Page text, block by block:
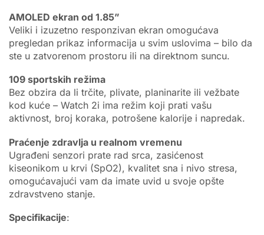
AMOLED ekran od 1.85”
Veliki i izuzetno responzivan ekran omogućava
pregledan prikaz informacija u svim uslovima – bilo da
ste u zatvorenom prostoru ili na direktnom suncu.
109 sportskih režima
Bez obzira da li trčite, plivate, planinarite ili vežbate
kod kuće – Watch 2i ima režim koji prati vašu
aktivnost, broj koraka, potrošene kalorije i napredak.
Praćenje zdravlja u realnom vremenu
Ugrađeni senzori prate rad srca, zasićenost
kiseonikom u krvi (SpO2), kvalitet sna i nivo stresa,
omogućavajući vam da imate uvid u svoje opšte
zdravstveno stanje.
Specifikacije: